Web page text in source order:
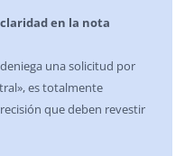
en la nota
una solicitud por
es totalmente
que deben revestir